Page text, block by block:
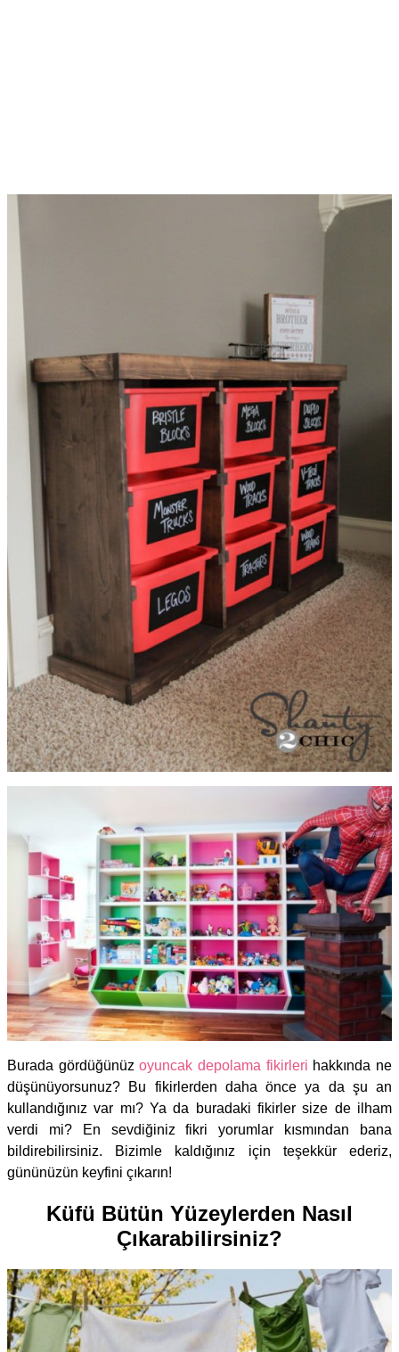
Burada gördüğünüzoyuncak depolama fikirleri hakkında ne
düşünüyorsunuz? Bu fikirlerden daha önce ya da şu an
kullandığınız var mı? Ya da buradaki fikirler size de ilham
verdi mi? En sevdiğiniz fikri yorumlar kısmından bana
bildirebilirsiniz. Bizimle kaldığınız için teşekkür ederiz,
gününüzün keyfini çıkarın!
Küfü Bütün Yüzeylerden Nasıl
Çıkarabilirsiniz?